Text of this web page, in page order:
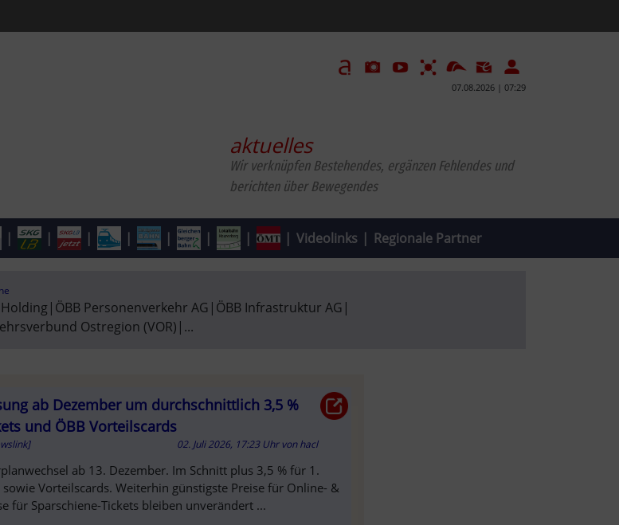
07.08.2026 | 07:29
aktuelles
Wir verknüpfen Bestehendes, ergänzen Fehlendes und
berichten über Bewegendes
| | | | | | | | Videolinks | Regionale Partner
Holding | ÖBB Personenverkehr AG | ÖBB Infrastruktur AG |
Ostregion (VOR) | ...
ab Dezember um durchschnittlich 3,5 %
und ÖBB Vorteilscards
02. Juli 2026, 17:23 Uhr vonhacl
ab 13. Dezember. Im Schnitt plus 3,5 % für 1.
sowie Vorteilscards. Weiterhin günstigste Preise für Online- &
für Sparschiene-Tickets bleiben unverändert ...